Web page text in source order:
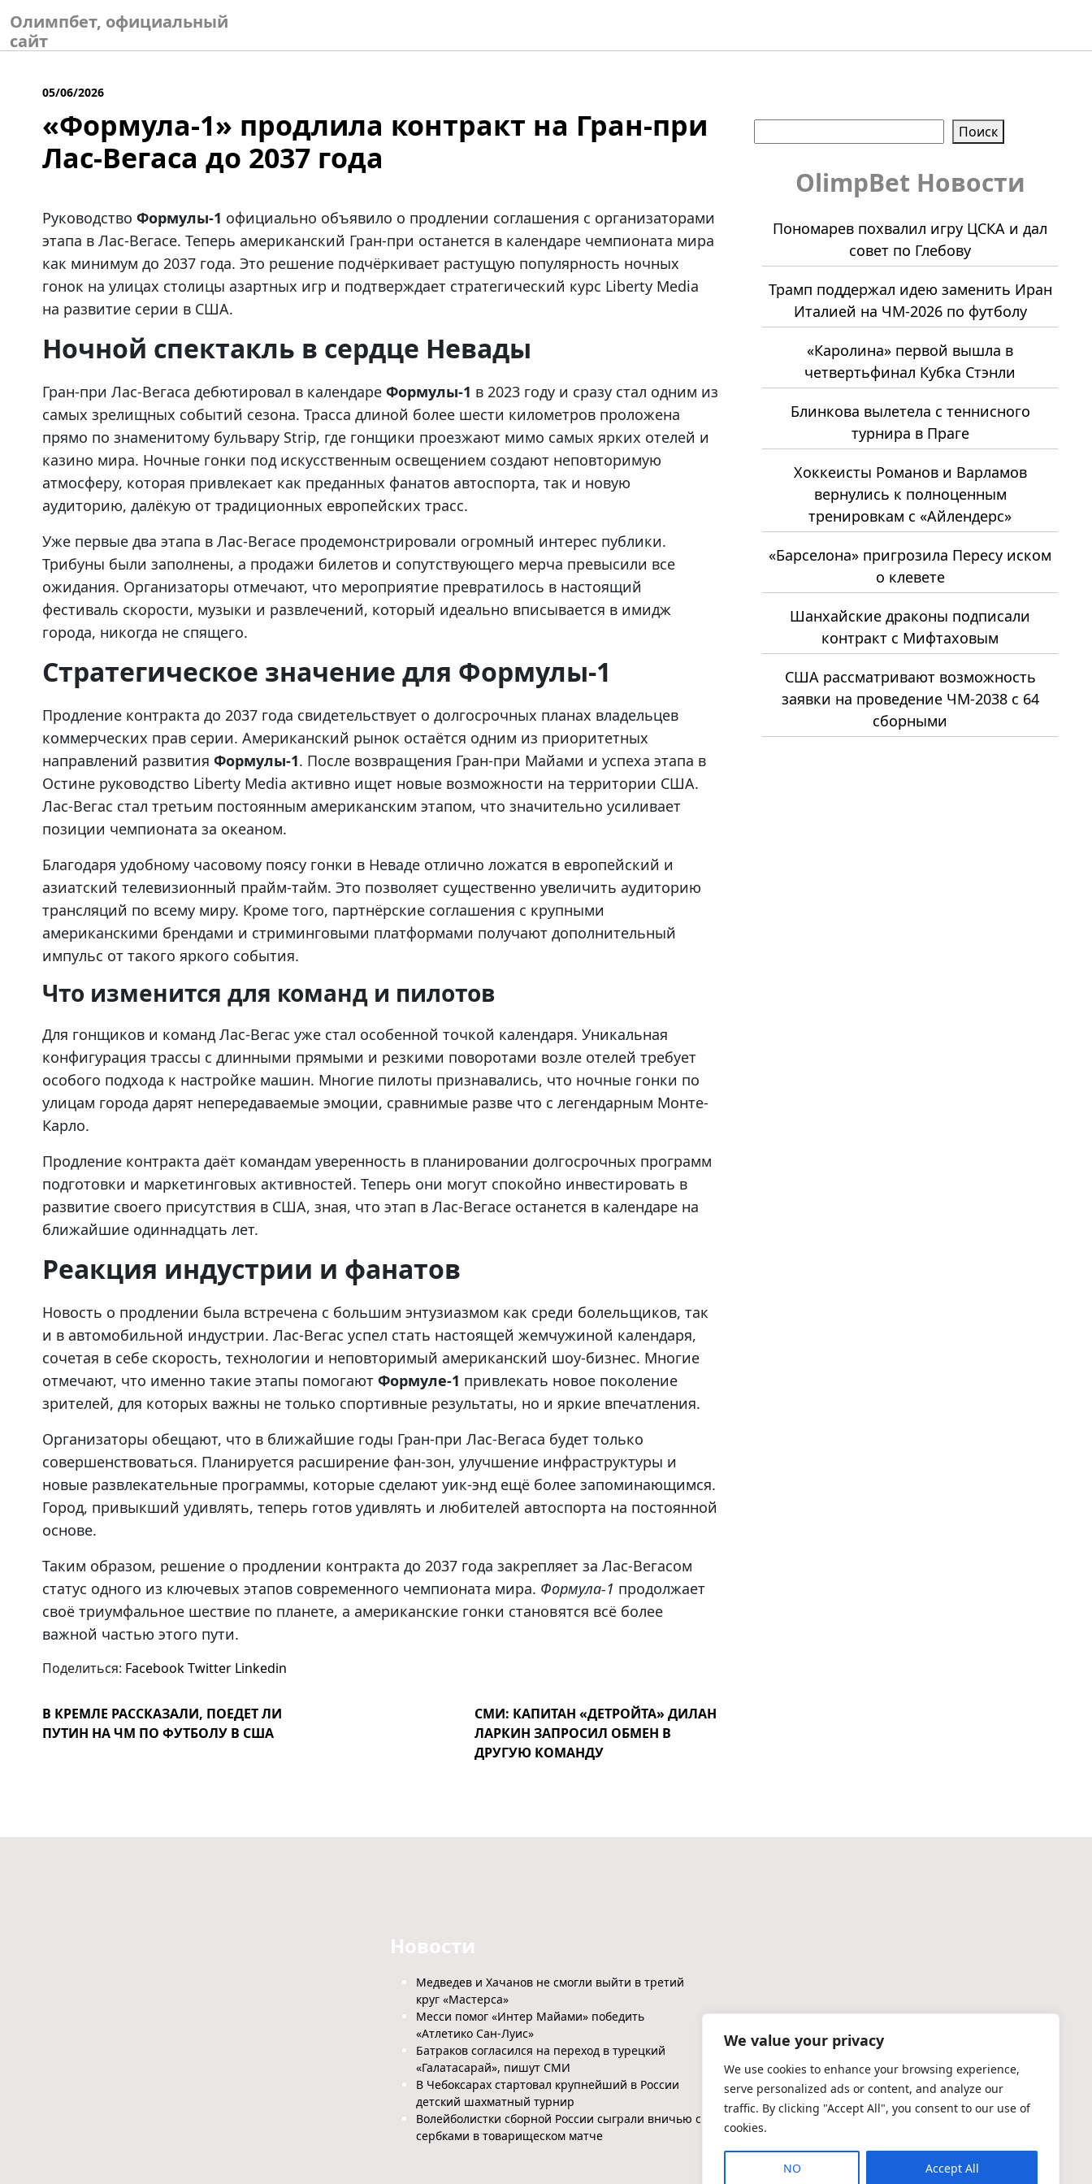
We value your privacy
We use cookies to enhance your browsing experience,
serve personalized ads or content, and analyze our
traffic. By clicking "Accept All", you consent to our use of
cookies.
NO Accept All
to
content
Олимпбет, официальный
сайт
05/06/2026
«Формула-1» продлила контракт на Гран-при
Лас-Вегаса до 2037 года
Руководство Формулы-1 официально объявило о продлении соглашения с организаторами
этапа в Лас-Вегасе. Теперь американский Гран-при останется в календаре чемпионата мира
как минимум до 2037 года. Это решение подчёркивает растущую популярность ночных
гонок на улицах столицы азартных игр и подтверждает стратегический курс Liberty Media
на развитие серии в США.
Ночной спектакль в сердце Невады
Гран-при Лас-Вегаса дебютировал в календаре Формулы-1 в 2023 году и сразу стал одним из
самых зрелищных событий сезона. Трасса длиной более шести километров проложена
прямо по знаменитому бульвару Strip, где гонщики проезжают мимо самых ярких отелей и
казино мира. Ночные гонки под искусственным освещением создают неповторимую
атмосферу, которая привлекает как преданных фанатов автоспорта, так и новую
аудиторию, далёкую от традиционных европейских трасс.
Уже первые два этапа в Лас-Вегасе продемонстрировали огромный интерес публики.
Трибуны были заполнены, а продажи билетов и сопутствующего мерча превысили все
ожидания. Организаторы отмечают, что мероприятие превратилось в настоящий
фестиваль скорости, музыки и развлечений, который идеально вписывается в имидж
города, никогда не спящего.
Стратегическое значение для Формулы-1
Продление контракта до 2037 года свидетельствует о долгосрочных планах владельцев
коммерческих прав серии. Американский рынок остаётся одним из приоритетных
направлений развития Формулы-1. После возвращения Гран-при Майами и успеха этапа в
Остине руководство Liberty Media активно ищет новые возможности на территории США.
Лас-Вегас стал третьим постоянным американским этапом, что значительно усиливает
позиции чемпионата за океаном.
Благодаря удобному часовому поясу гонки в Неваде отлично ложатся в европейский и
азиатский телевизионный прайм-тайм. Это позволяет существенно увеличить аудиторию
трансляций по всему миру. Кроме того, партнёрские соглашения с крупными
американскими брендами и стриминговыми платформами получают дополнительный
импульс от такого яркого события.
Что изменится для команд и пилотов
Для гонщиков и команд Лас-Вегас уже стал особенной точкой календаря. Уникальная
конфигурация трассы с длинными прямыми и резкими поворотами возле отелей требует
особого подхода к настройке машин. Многие пилоты признавались, что ночные гонки по
улицам города дарят непередаваемые эмоции, сравнимые разве что с легендарным Монте-
Карло.
Продление контракта даёт командам уверенность в планировании долгосрочных программ
подготовки и маркетинговых активностей. Теперь они могут спокойно инвестировать в
развитие своего присутствия в США, зная, что этап в Лас-Вегасе останется в календаре на
ближайшие одиннадцать лет.
Реакция индустрии и фанатов
Новость о продлении была встречена с большим энтузиазмом как среди болельщиков, так
и в автомобильной индустрии. Лас-Вегас успел стать настоящей жемчужиной календаря,
сочетая в себе скорость, технологии и неповторимый американский шоу-бизнес. Многие
отмечают, что именно такие этапы помогают Формуле-1 привлекать новое поколение
зрителей, для которых важны не только спортивные результаты, но и яркие впечатления.
Организаторы обещают, что в ближайшие годы Гран-при Лас-Вегаса будет только
совершенствоваться. Планируется расширение фан-зон, улучшение инфраструктуры и
новые развлекательные программы, которые сделают уик-энд ещё более запоминающимся.
Город, привыкший удивлять, теперь готов удивлять и любителей автоспорта на постоянной
основе.
Таким образом, решение о продлении контракта до 2037 года закрепляет за Лас-Вегасом
статус одного из ключевых этапов современного чемпионата мира. Формула-1 продолжает
своё триумфальное шествие по планете, а американские гонки становятся всё более
важной частью этого пути.
Поделиться: FacebookTwitter Linkedin
В КРЕМЛЕ РАССКАЗАЛИ, ПОЕДЕТ ЛИ
ПУТИН НА ЧМ ПО ФУТБОЛУ В США
СМИ: КАПИТАН «ДЕТРОЙТА» ДИЛАН
ЛАРКИН ЗАПРОСИЛ ОБМЕН В
ДРУГУЮ КОМАНДУ
Поиск
OlimpBet Новости
Пономарев похвалил игру ЦСКА и дал
совет по Глебову
Трамп поддержал идею заменить Иран
Италией на ЧМ-2026 по футболу
«Каролина» первой вышла в
четвертьфинал Кубка Стэнли
Блинкова вылетела с теннисного
турнира в Праге
Хоккеисты Романов и Варламов
вернулись к полноценным
тренировкам с «Айлендерс»
«Барселона» пригрозила Пересу иском
о клевете
Шанхайские драконы подписали
контракт с Мифтаховым
США рассматривают возможность
заявки на проведение ЧМ-2038 с 64
сборными
Новости
Медведев и Хачанов не смогли выйти в третий
круг «Мастерса»
Месси помог «Интер Майами» победить
«Атлетико Сан-Луис»
Батраков согласился на переход в турецкий
«Галатасарай», пишут СМИ
В Чебоксарах стартовал крупнейший в России
детский шахматный турнир
Волейболистки сборной России сыграли вничью с
сербками в товарищеском матче